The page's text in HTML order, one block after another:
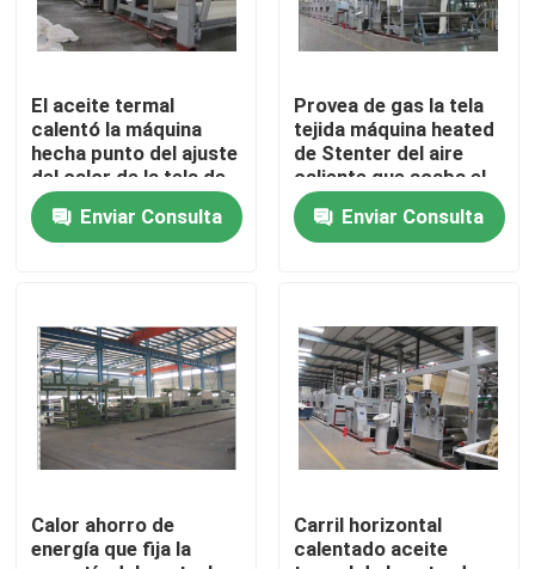
Éntrenos en contacto con
noticias
Pida una cita
stenter del ajuste del calor
Máquina de Stenter del aire caliente
El aceite termal
calentó la máquina
hecha punto del ajuste
del calor de la tela de
la máquina de materia
textil de Stenter de la
tela
Enviar Consulta
Provea de gas la tela
tejida máquina heated
de Stenter del aire
caliente que acaba el
Pin de Stenter/el clip
combinados
Enviar Consulta
Calor ahorro de
energía que fija la
Carril horizontal
calentado aceite